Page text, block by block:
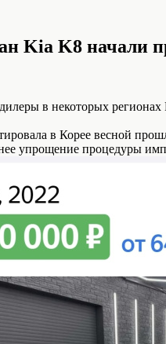
Kia K8 начали
в некоторых
в Корее весной
упрощение процедуры